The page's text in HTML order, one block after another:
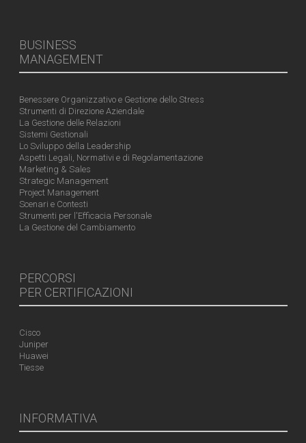
BUSINESS
MANAGEMENT
Benessere Organizzativo e Gestione dello Stress
Strumenti di Direzione Aziendale
La Gestione delle Relazioni
Sistemi Gestionali
Lo Sviluppo della Leadership
Aspetti Legali, Normativi e di Regolamentazione
Marketing & Sales
Strategic Management
Project Management
Scenari e Contesti
Strumenti per l'Efficacia Personale
La Gestione del Cambiamento
PERCORSI
PER CERTIFICAZIONI
Cisco
Juniper
Huawei
Tiesse
INFORMATIVA